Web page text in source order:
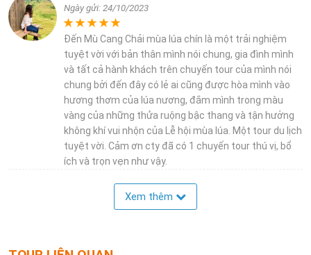
Ngày gửi: 24/10/2023
Đến Mù Cang Chải mùa lúa chín là một trải nghiệm
tuyệt vời với bản thân mình nói chung, gia đình mình
và tất cả hành khách trên chuyến tour của mình nói
chung bởi đến đây có lẻ ai cũng được hòa mình vào
hương thơm của lúa nương, đắm mình trong màu
vàng của những thửa ruộng bậc thang và tận hưởng
không khí vui nhộn của Lễ hội mùa lúa. Một tour du lịch
tuyệt vời. Cảm ơn cty đã có 1 chuyến tour thú vị, bổ
ích và trọn vẹn như vậy.
Xem thêm